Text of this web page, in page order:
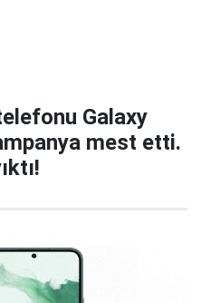
Galaxy
mest etti.